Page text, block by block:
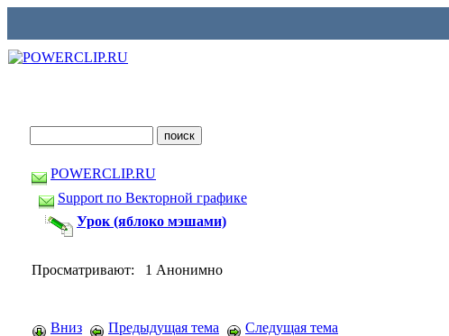
POWERCLIP.RU
Support по Векторной графике
Урок (яблоко мэшами)
Просматривают: 1 Анонимно
Вниз Предыдущая тема Следущая тема